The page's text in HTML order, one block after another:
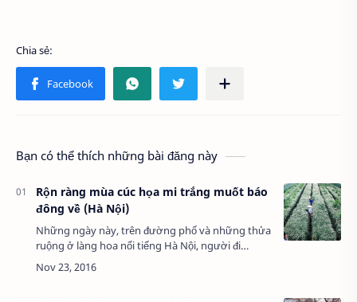
Bạn có thể thích những bài đăng này
Rộn ràng mùa cúc họa mi trắng muốt báo
đông về (Hà Nội)
Những ngày này, trên đường phố và những thửa
ruộng ở làng hoa nổi tiếng Hà Nội, người đi
đường dễ bắt gặp những chiếc xe đạp chở cúc